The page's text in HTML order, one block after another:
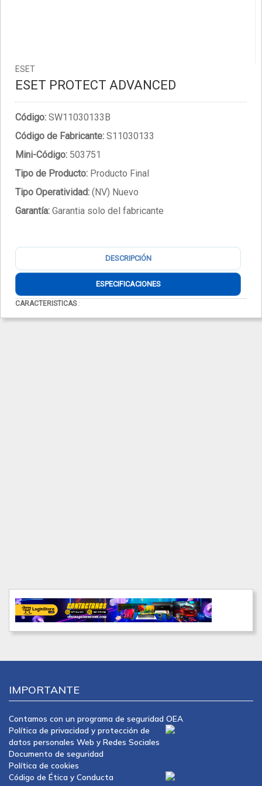
ESET
ESET PROTECT ADVANCED
Código: SW11030133B
Código de Fabricante: S11030133
Mini-Código: 503751
Tipo de Producto: Producto Final
Tipo Operatividad: (NV) Nuevo
Garantía: Garantia solo del fabricante
DESCRIPCIÓN
ESPECIFICACIONES
CARACTERISTICAS:
IMPORTANTE
Contamos con un programa de seguridad OEA
Política de privacidad y protección de
datos personales Web y Redes Sociales
Documento de seguridad
Política de cookies
Código de Ética y Conducta